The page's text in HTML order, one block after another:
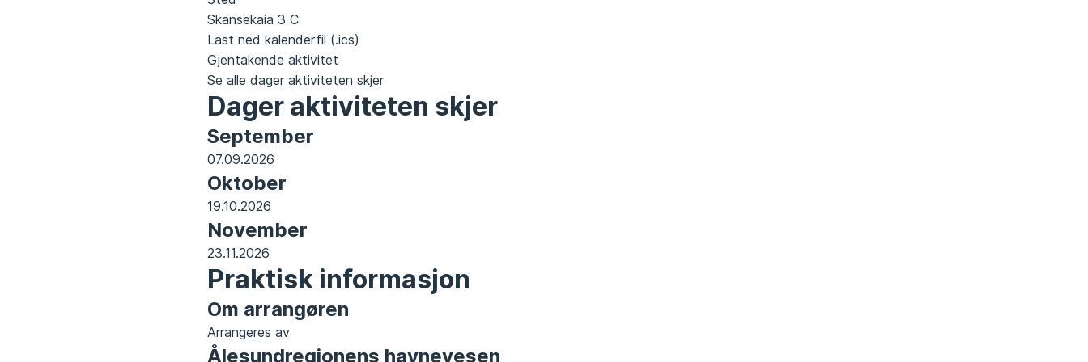
Skansekaia 3 C
Last
ned
kalenderfil
(.ics)
Last ned kalenderfil (.ics)
Gjentakende aktivitet
Se alle dager aktiviteten skjer
Dager aktiviteten skjer
September
07.09.2026
Oktober
19.10.2026
November
23.11.2026
Praktisk informasjon
Om arrangøren
Arrangeres av
Ålesundregionens havnevesen